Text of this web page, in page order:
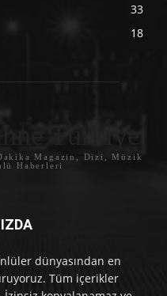
33
18
Türkiye
Magazin, Dizi, Müzik
Haberleri
dünyasından en
Tüm içerikler